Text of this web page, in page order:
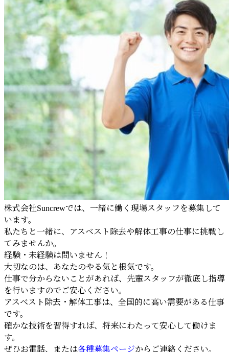
株式会社Suncrewでは、一緒に働く現場スタッフを募集して
います。
私たちと一緒に、アスベスト除去や解体工事の仕事に挑戦し
てみませんか。
経験・未経験は問いません！
大切なのは、あなたのやる気と根気です。
仕事で分からないことがあれば、先輩スタッフが徹底し指導
を行いますのでご安心ください。
アスベスト除去・解体工事は、全国的に高い需要がある仕事
です。
確かな技術を習得すれば、将来にわたって安心して働けま
す。
ぜひお電話、または各種募集ページからご連絡ください。